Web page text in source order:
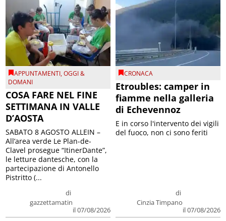
APPUNTAMENTI,OGGI &
DOMANI
COSA FARE NEL FINE
SETTIMANA IN VALLE
D’AOSTA
di
gazzettamatin
il 07/08/2026
SABATO 8 AGOSTO ALLEIN –
All’area verde Le Plan-de-
Clavel prosegue “ItinerDante”,
le letture dantesche, con la
partecipazione di Antonello
Pistritto (...
CRONACA
Etroubles: camper in
fiamme nella galleria
di Echevennoz
di
Cinzia Timpano
il 07/08/2026
E in corso l'intervento dei vigili
del fuoco, non ci sono feriti